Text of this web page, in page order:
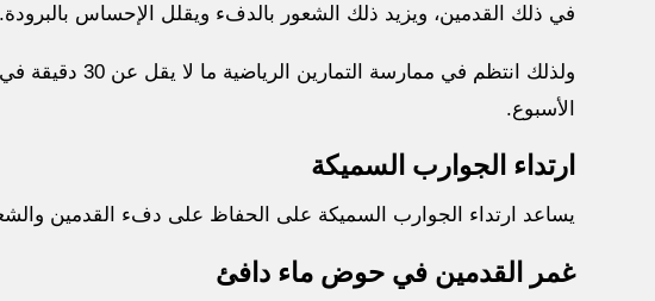
في ذلك القدمين، ويزيد ذلك الشعور بالدفء ويقلل الإحساس بالبرودة.
الأسبوع.
ارتداء الجوارب السميكة
يساعد ارتداء الجوارب السميكة على الحفاظ على دفء القدمين
غمر القدمين في حوض ماء دافئ